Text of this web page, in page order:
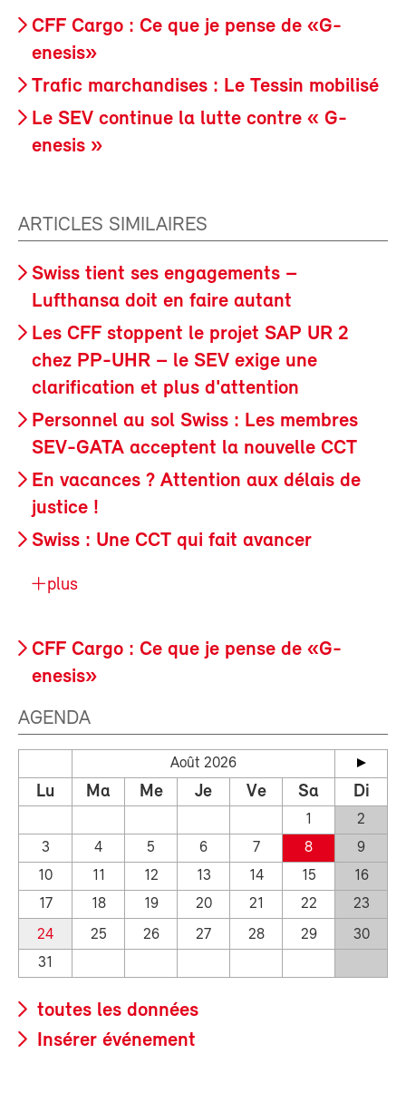
CFF Cargo : Ce que je pense de «G-
enesis»
Trafic marchandises : Le Tessin mobilisé
Le SEV continue la lutte contre « G-
enesis »
ARTICLES SIMILAIRES
Swiss tient ses engagements –
Lufthansa doit en faire autant
Les CFF stoppent le projet SAP UR 2
chez PP-UHR – le SEV exige une
clarification et plus d'attention
Personnel au sol Swiss : Les membres
SEV-GATA acceptent la nouvelle CCT
En vacances ? Attention aux délais de
justice !
Swiss : Une CCT qui fait avancer
plus
CFF Cargo : Ce que je pense de «G-
enesis»
AGENDA
Août 2026
Lu Ma Me Je Ve Sa Di
1
2
3
4 5 6 7 8
9
10
11 12 13 14 15
16
17
18 19 20 21 22
23
24
25 26 27 28 29
30
31
toutes les données
Insérer événement